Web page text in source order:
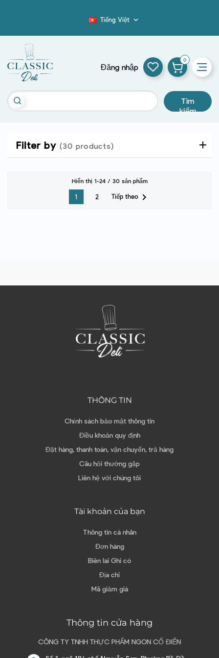
Tiếng Việt 
Tìm
kiếm
Đăng nhập
0
Filter by (30 products)
Hiển thị 1-24 / 30 sản phẩm
1 2 Tiếp theo
THÔNG TIN
Chính sách bảo mật thông tin
Điều khoản quy định
Đặt hàng, thanh toán, vận chuyển, trả hàng
Câu hỏi thường gặp
Liên hệ với chúng tôi
Tài khoản của bạn
Thông tin cá nhân
Đơn hàng
Biên lai Ghi có
Địa chỉ
Mã giảm giá
Thông tin cửa hàng
CÔNG TY TNHH THỰC PHẨM NGON CỔ ĐIỂN